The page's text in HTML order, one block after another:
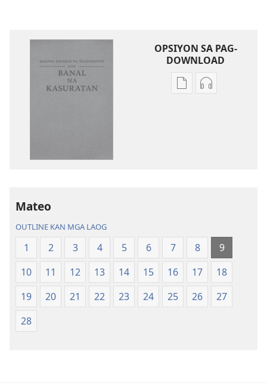
OPSIYON SA PAG-
DOWNLOAD
Mga
Kasuratan
Mga
kan
Banal
Kasuratan
Mateo
OUTLINE KAN MGA LAOG
1 2 3 4 5 6 7 8
9
10
11 12 13 14 15 16 17
18
19
20 21 22 23 24 25 26
27
28